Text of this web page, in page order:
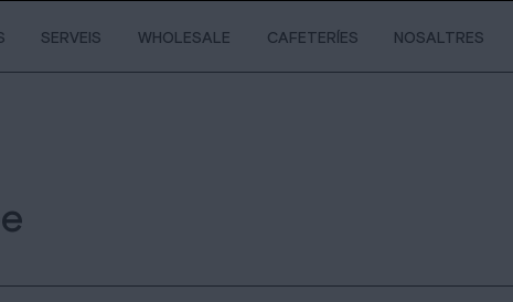
SERVEIS WHOLESALE CAFETERÍES NOSALTRES